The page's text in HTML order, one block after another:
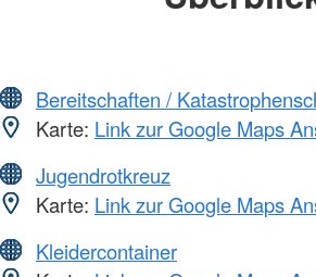
Bereitschaften /
Karte: Link zur Google Maps
Jugendrotkreuz
Karte: Link zur Google Maps
Kleidercontainer